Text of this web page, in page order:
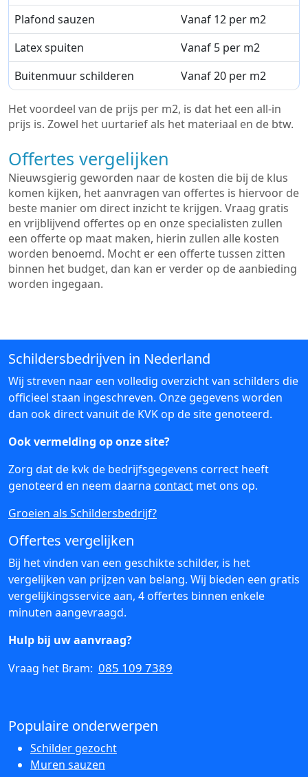
Plafond sauzen
Vanaf 12 per m2
Latex spuiten
Vanaf 5 per m2
Buitenmuur schilderen
Vanaf 20 per m2
Het voordeel van de prijs per m2, is dat het een all-in
prijs is. Zowel het uurtarief als het materiaal en de btw.
Offertes vergelijken
Nieuwsgierig geworden naar de kosten die bij de klus
komen kijken, het aanvragen van offertes is hiervoor de
beste manier om direct inzicht te krijgen. Vraag gratis
en vrijblijvend offertes op en onze specialisten zullen
een offerte op maat maken, hierin zullen alle kosten
worden benoemd. Mocht er een offerte tussen zitten
binnen het budget, dan kan er verder op de aanbieding
worden ingegaan.
Schildersbedrijven in Nederland
Wij streven naar een volledig overzicht van schilders die
officieel staan ingeschreven. Onze gegevens worden
dan ook direct vanuit de KVK op de site genoteerd.
Ook vermelding op onze site?
Zorg dat de kvk de bedrijfsgegevens correct heeft
genoteerd en neem daarna contact met ons op.
Groeien als Schildersbedrijf?
Offertes vergelijken
Bij het vinden van een geschikte schilder, is het
vergelijken van prijzen van belang. Wij bieden een gratis
vergelijkingsservice aan, 4 offertes binnen enkele
minuten aangevraagd.
Hulp bij uw aanvraag?
Vraag het Bram: 085 109 7389
Populaire onderwerpen
Schilder gezocht
Muren sauzen